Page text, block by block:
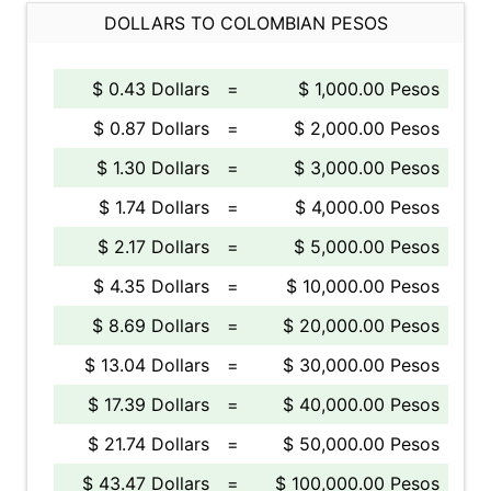
DOLLARS TO COLOMBIAN PESOS
$ 0.43 Dollars =
$ 1,000.00 Pesos
$ 0.87 Dollars
=
$ 2,000.00 Pesos
$ 1.30 Dollars
=
$ 3,000.00 Pesos
$ 1.74 Dollars
=
$ 4,000.00 Pesos
$ 2.17 Dollars
=
$ 5,000.00 Pesos
$ 4.35 Dollars
=
$ 10,000.00 Pesos
$ 8.69 Dollars
=
$ 20,000.00 Pesos
$ 13.04 Dollars
=
$ 30,000.00 Pesos
$ 17.39 Dollars
=
$ 40,000.00 Pesos
$ 21.74 Dollars
=
$ 50,000.00 Pesos
$ 43.47 Dollars
= $ 100,000.00 Pesos